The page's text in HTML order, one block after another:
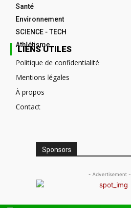
Santé
Environnement
SCIENCE - TECH
Athlétisme
LIENS UTILES
Politique de confidentialité
Mentions légales
À propos
Contact
Sponsors
- Advertisement -